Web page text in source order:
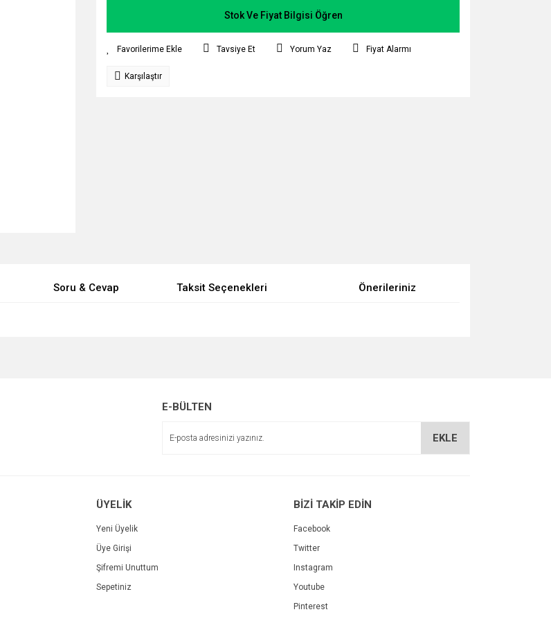
Stok Ve Fiyat Bilgisi Öğren
Tavsiye Et Yorum Yaz Fiyat Alarmı
Karşılaştır
Soru & Cevap Taksit Seçenekleri Önerileriniz
E-BÜLTEN
EKLE
ÜYELİK
Yeni Üyelik
Üye Girişi
Şifremi Unuttum
Sepetiniz
BİZİ TAKİP EDİN
Facebook
Twitter
Instagram
Youtube
Pinterest